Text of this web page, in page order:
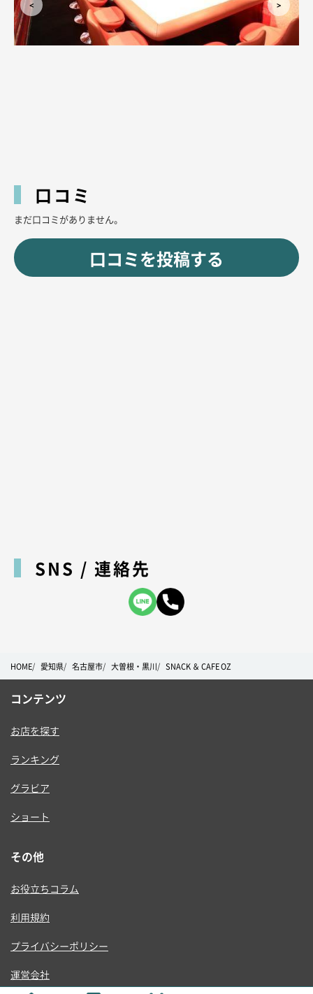
口コミ
まだ口コミがありません。
口コミを投稿する
SNS / 連絡先
HOME 愛知県 名古屋市 大曽根・黒川 SNACK ＆ CAFE OZ
コンテンツ
お店を探す
ランキング
グラビア
ショート
その他
お役立ちコラム
利用規約
プライバシーポリシー
運営会社